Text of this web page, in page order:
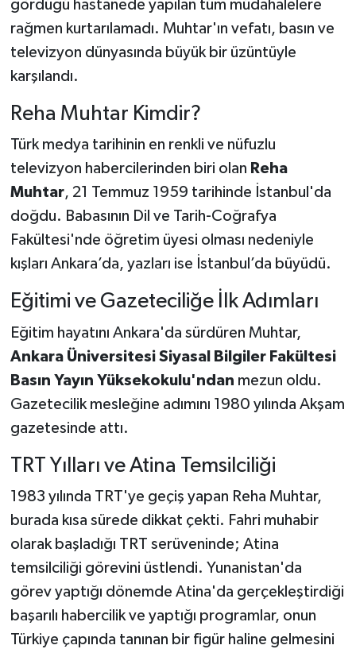
gördüğü hastanede yapılan tüm müdahalelere
rağmen kurtarılamadı. Muhtar'ın vefatı, basın ve
televizyon dünyasında büyük bir üzüntüyle
karşılandı.
Reha Muhtar Kimdir?
Türk medya tarihinin en renkli ve nüfuzlu
televizyon habercilerinden biri olan Reha
Muhtar, 21 Temmuz 1959 tarihinde İstanbul'da
doğdu. Babasının Dil ve Tarih-Coğrafya
Fakültesi'nde öğretim üyesi olması nedeniyle
kışları Ankara’da, yazları ise İstanbul’da büyüdü.
Eğitimi ve Gazeteciliğe İlk Adımları
Eğitim hayatını Ankara'da sürdüren Muhtar,
Ankara Üniversitesi Siyasal Bilgiler Fakültesi
Basın Yayın Yüksekokulu'ndan mezun oldu.
Gazetecilik mesleğine adımını 1980 yılında Akşam
gazetesinde attı.
TRT Yılları ve Atina Temsilciliği
1983 yılında TRT'ye geçiş yapan Reha Muhtar,
burada kısa sürede dikkat çekti. Fahri muhabir
olarak başladığı TRT serüveninde; Atina
temsilciliği görevini üstlendi. Yunanistan'da
görev yaptığı dönemde Atina'da gerçekleştirdiği
başarılı habercilik ve yaptığı programlar, onun
Türkiye çapında tanınan bir figür haline gelmesini